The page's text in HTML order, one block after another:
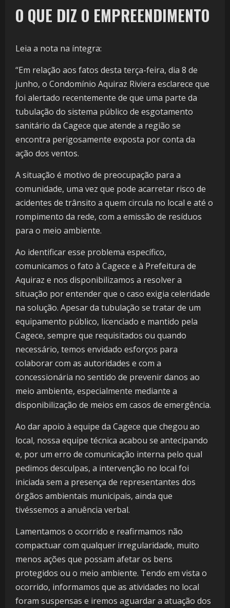
O QUE DIZ O EMPREENDIMENTO
Leia a nota na íntegra:
“Em relação aos fatos desta terça-feira, dia 8 de
junho, o Condomínio Aquiraz Riviera esclarece que
foi alertado recentemente de que uma parte da
tubulação do sistema público de esgotamento
sanitário da Cagece que atende a região se
encontra perigosamente exposta por conta da
ação dos ventos.
A situação é motivo de preocupação para a
comunidade, uma vez que pode acarretar risco de
acidentes de trânsito a quem circula no local e até o
rompimento da rede, com a emissão de resíduos
para o meio ambiente.
Ao identificar esse problema específico,
comunicamos o fato à Cagece e à Prefeitura de
Aquiraz e nos disponibilizamos a resolver a
situação por entender que o caso exigia celeridade
na solução. Apesar da tubulação se tratar de um
equipamento público, licenciado e mantido pela
Cagece, sempre que requisitados ou quando
necessário, temos envidado esforços para
colaborar com as autoridades e com a
concessionária no sentido de prevenir danos ao
meio ambiente, especialmente mediante a
disponibilização de meios em casos de emergência.
Ao dar apoio à equipe da Cagece que chegou ao
local, nossa equipe técnica acabou se antecipando
e, por um erro de comunicação interna pelo qual
pedimos desculpas, a intervenção no local foi
iniciada sem a presença de representantes dos
órgãos ambientais municipais, ainda que
tivéssemos a anuência verbal.
Lamentamos o ocorrido e reafirmamos não
compactuar com qualquer irregularidade, muito
menos ações que possam afetar os bens
protegidos ou o meio ambiente. Tendo em vista o
ocorrido, informamos que as atividades no local
foram suspensas e iremos aguardar a atuação dos